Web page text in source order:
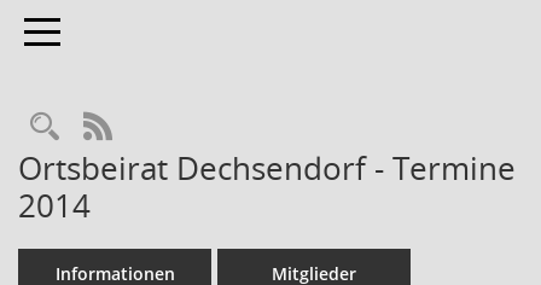
Toggle navigation
Rechercheauswahl
RSS-Feed
Ortsbeirat Dechsendorf - Termine
2014
Informationen Mitglieder